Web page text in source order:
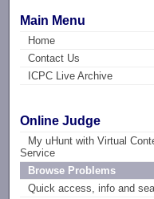
Main Menu
Home
Contact Us
ICPC Live Archive
Online Judge
My uHunt with Virtual
Service
Browse Problems
Quick access, info and